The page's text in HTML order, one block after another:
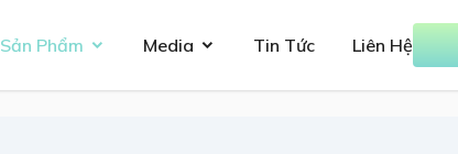
Sản Phẩm Media Tin Tức Liên Hệ